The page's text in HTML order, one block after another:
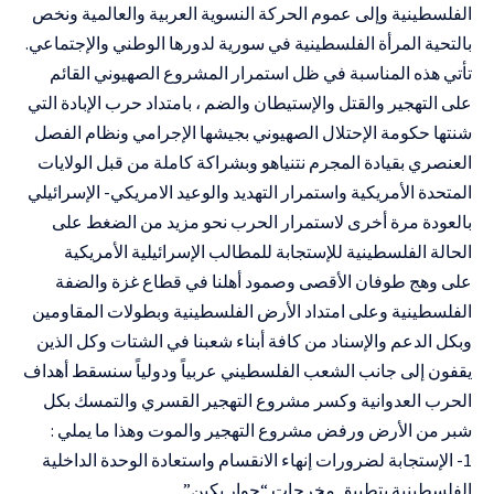
الفلسطينية وإلى عموم الحركة النسوية العربية والعالمية ونخص
بالتحية المرأة الفلسطينية في سورية لدورها الوطني والإجتماعي.
تأتي هذه المناسبة في ظل استمرار المشروع الصهيوني القائم
على التهجير والقتل والإستيطان والضم ، بامتداد حرب الإبادة التي
شنتها حكومة الإحتلال الصهيوني بجيشها الإجرامي ونظام الفصل
العنصري بقيادة المجرم نتنياهو وبشراكة كاملة من قبل الولايات
المتحدة الأمريكية واستمرار التهديد والوعيد الامريكي- الإسرائيلي
بالعودة مرة أخرى لاستمرار الحرب نحو مزيد من الضغط على
الحالة الفلسطينية للإستجابة للمطالب الإسرائيلية الأمريكية
على وهج طوفان الأقصى وصمود أهلنا في قطاع غزة والضفة
الفلسطينية وعلى امتداد الأرض الفلسطينية وبطولات المقاومين
وبكل الدعم والإسناد من كافة أبناء شعبنا في الشتات وكل الذين
يقفون إلى جانب الشعب الفلسطيني عربياً ودولياً سنسقط أهداف
الحرب العدوانية وكسر مشروع التهجير القسري والتمسك بكل
شبر من الأرض ورفض مشروع التهجير والموت وهذا ما يملي :
1- الإستجابة لضرورات إنهاء الانقسام واستعادة الوحدة الداخلية
الفلسطينية بتطبيق مخرجات “حوار بكين”